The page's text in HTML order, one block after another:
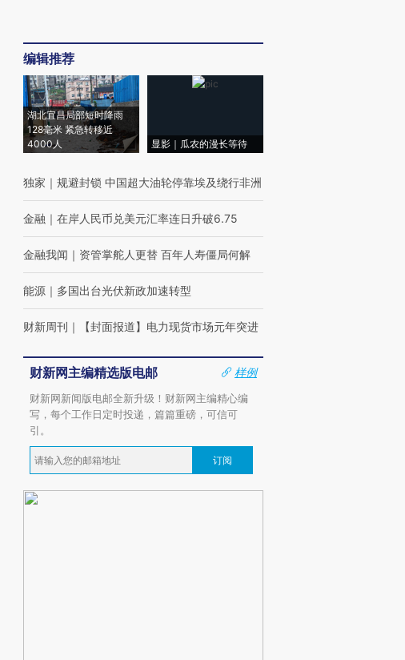
编辑推荐
湖北宜昌局部短时降雨
128毫米 紧急转移近
4000人
显影｜瓜农的漫长等待
独家 ｜ 规避封锁 中国超大油轮停靠埃及绕行非洲
金融 ｜ 在岸人民币兑美元汇率连日升破6.75
金融我闻 ｜ 资管掌舵人更替 百年人寿僵局何解
能源 ｜ 多国出台光伏新政加速转型
财新周刊 ｜ 【封面报道】电力现货市场元年突进
财新网主编精选版电邮
样例
财新网新闻版电邮全新升级！财新网主编精心编
写，每个工作日定时投递，篇篇重磅，可信可
引。
订阅